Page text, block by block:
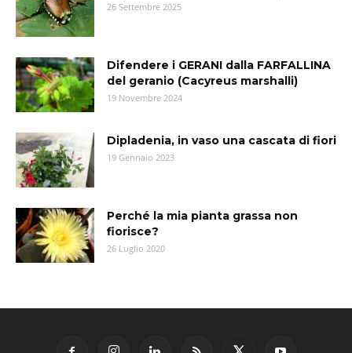
26 Settembre 2025
Difendere i GERANI dalla FARFALLINA
del geranio (Cacyreus marshalli)
19 Novembre 2024
Dipladenia, in vaso una cascata di fiori
19 Gennaio 2023
Perché la mia pianta grassa non
fiorisce?
26 Luglio 2020